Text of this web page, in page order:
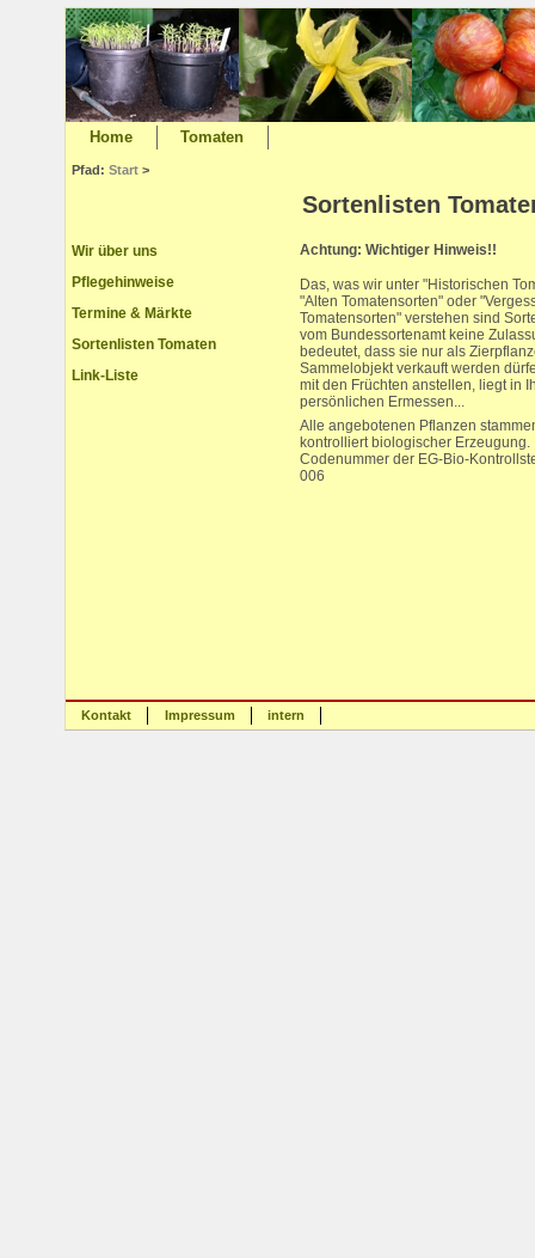
Pfad:Start >
Sortenlisten
Wir über uns
Pflegehinweise
Termine & Märkte
Sortenlisten Tomaten
Link-Liste
Achtung: Wichtiger Hinweis!!
Das, was wir unter "Historischen
"Alten Tomatensorten" oder
Tomatensorten" verstehen sind
vom Bundessortenamt keine
bedeutet, dass sie nur als
Sammelobjekt verkauft werden
mit den Früchten anstellen, liegt in
persönlichen Ermessen...
Alle angebotenen Pflanzen
kontrolliert biologischer Erzeugung.
Codenummer der EG-Bio-
006
Kontakt Impressum intern
Home Tomaten